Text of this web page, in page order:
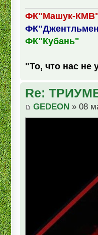
ФК"Машук-
ФК"Кубань"
"То, что нас не
Re:
GEDEON » 08